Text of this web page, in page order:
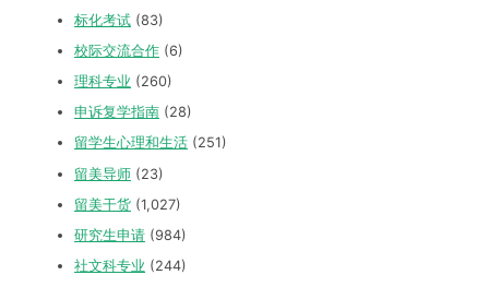
标化考试 (83)
校际交流合作 (6)
理科专业 (260)
申诉复学指南 (28)
留学生心理和生活 (251)
留美导师 (23)
留美干货 (1,027)
研究生申请 (984)
社文科专业 (244)